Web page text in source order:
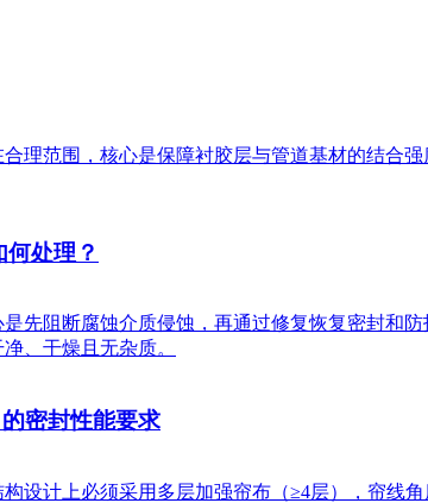
理范围，核心是保障衬胶层与管道基材的结合
处理？
先阻断腐蚀介质侵蚀，再通过修复恢复密封和
、干燥且无杂质。
密封性能要求
设计上必须采用多层加强帘布（≥4层），帘线角